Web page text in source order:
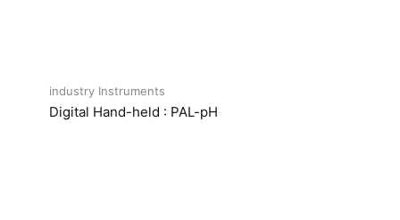
industry Instruments
Digital Hand-held : PAL-pH